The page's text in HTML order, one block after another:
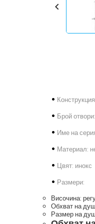

•
• Брой
• Име на
• Материал:
• Цвят: инокс
• Размери:
Височина:
Обхват на
Размер на